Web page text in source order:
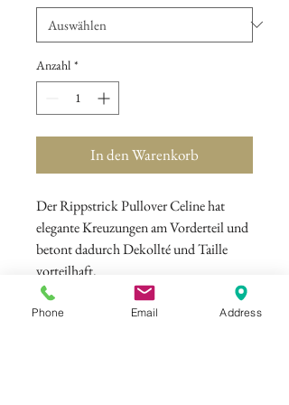
Anzahl *
In den Warenkorb
Der Rippstrick Pullover Celine hat
elegante Kreuzungen am Vorderteil und
betont dadurch Dekollté und Taille
vorteilhaft.
Material: 50 % Viskose, 28 % Polyester,
22 % Polyamide
Phone Email Address